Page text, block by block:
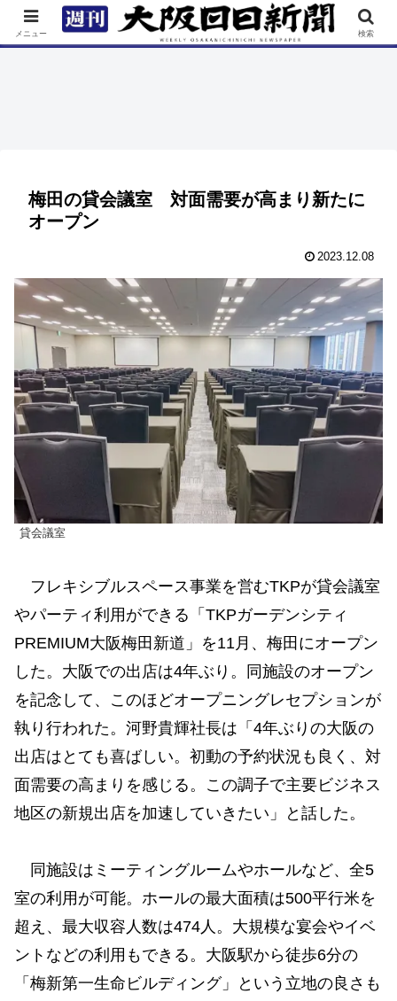
TOP 特集 ニュース 連載 街ネタ イベント
梅田の貸会議室 対面需要が高まり新たに
オープン
2023.12.08
貸会議室
フレキシブルスペース事業を営むTKPが貸会議室
やパーティ利用ができる「TKPガーデンシティ
PREMIUM大阪梅田新道」を11月、梅田にオープン
した。大阪での出店は4年ぶり。同施設のオープン
を記念して、このほどオープニングレセプションが
執り行われた。河野貴輝社長は「4年ぶりの大阪の
出店はとても喜ばしい。初動の予約状況も良く、対
面需要の高まりを感じる。この調子で主要ビジネス
地区の新規出店を加速していきたい」と話した。
同施設はミーティングルームやホールなど、全5
室の利用が可能。ホールの最大面積は500平行米を
超え、最大収容人数は474人。大規模な宴会やイベ
ントなどの利用もできる。大阪駅から徒歩6分の
「梅新第一生命ビルディング」という立地の良さも
メニュー 検索